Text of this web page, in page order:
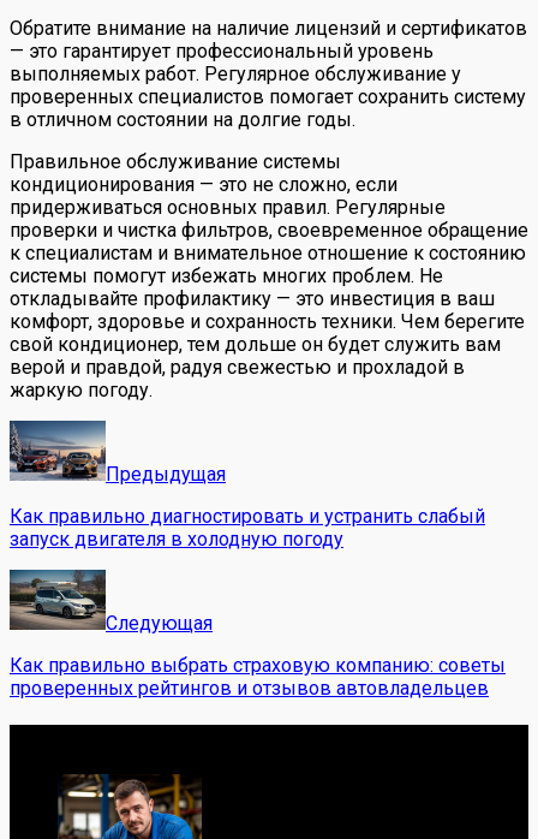
Обратите внимание на наличие лицензий и сертификатов
— это гарантирует профессиональный уровень
выполняемых работ. Регулярное обслуживание у
проверенных специалистов помогает сохранить систему
в отличном состоянии на долгие годы.
Правильное обслуживание системы
кондиционирования — это не сложно, если
придерживаться основных правил. Регулярные
проверки и чистка фильтров, своевременное обращение
к специалистам и внимательное отношение к состоянию
системы помогут избежать многих проблем. Не
откладывайте профилактику — это инвестиция в ваш
комфорт, здоровье и сохранность техники. Чем берегите
свой кондиционер, тем дольше он будет служить вам
верой и правдой, радуя свежестью и прохладой в
жаркую погоду.
Предыдущая
Как правильно диагностировать и устранить слабый
запуск двигателя в холодную погоду
Следующая
Как правильно выбрать страховую компанию: советы
проверенных рейтингов и отзывов автовладельцев